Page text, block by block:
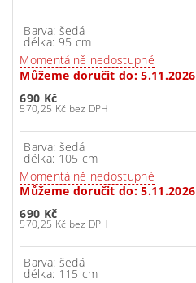
Barva: šedá
délka: 95 cm
Momentálně nedostupné
Můžeme doručit do: 5.11.2026
690 Kč
570,25 Kč bez DPH
Barva: šedá
délka: 105 cm
Momentálně nedostupné
Můžeme doručit do: 5.11.2026
690 Kč
570,25 Kč bez DPH
Barva: šedá
délka: 115 cm